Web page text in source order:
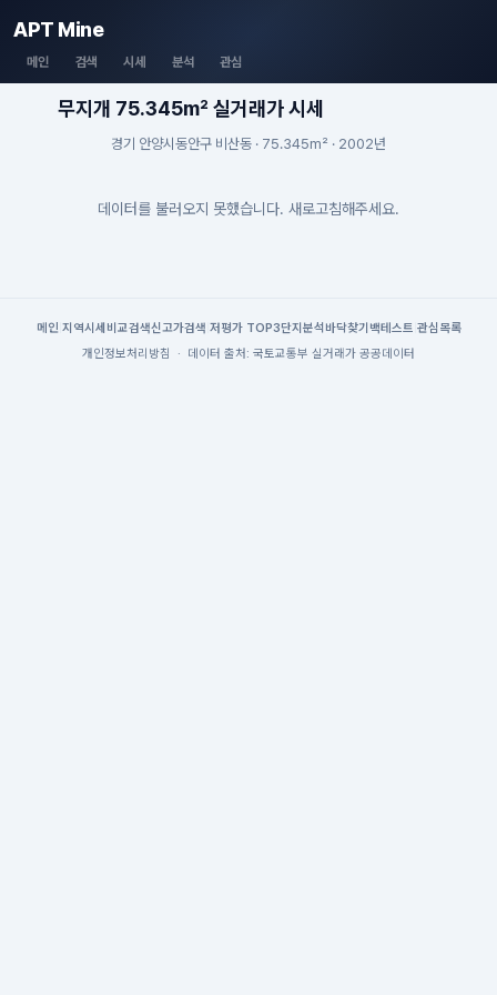
APT Mine
메인 검색 시세 분석 관심
무지개 75.345m² 실거래가 시세
경기 안양시동안구 비산동 · 75.345m² · 2002년
데이터를 불러오지 못했습니다. 새로고침해주세요.
메인| 지역시세 비교검색신고가검색 저평가 TOP3단지분석 바닥찾기 백테스트 관심목록
개인정보처리방침
· 데이터 출처: 국토교통부 실거래가 공공데이터